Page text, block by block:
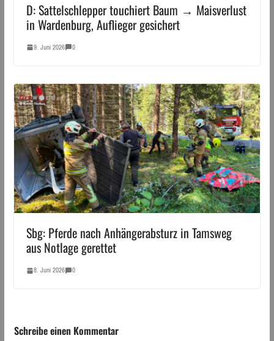
D: Sattelschlepper touchiert Baum → Maisverlust
in Wardenburg, Auflieger gesichert
9. Juni 2026 0
Sbg: Pferde nach Anhängerabsturz in Tamsweg
aus Notlage gerettet
8. Juni 2026 0
Schreibe einen Kommentar